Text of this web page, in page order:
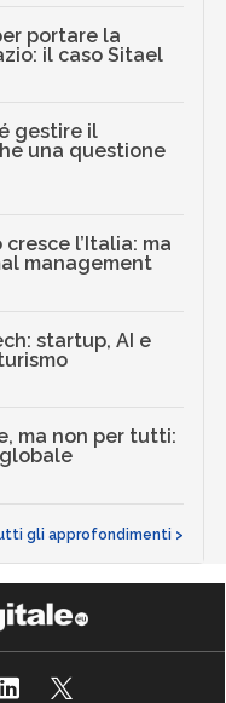
portare la
il caso Sitael
gestire il
una questione
l’Italia: ma
management
startup, AI e
ma non per tutti:
gli approfondimenti >